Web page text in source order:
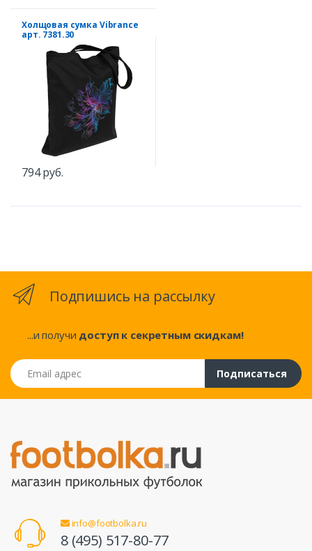
Холщовая сумка Vibrance
арт. 7381.30
794 руб.
Подпишись на рассылку
...и получи доступ к секретным скидкам!
Email адрес
Подписаться
info@footbolka.ru
8 (495) 517-80-77